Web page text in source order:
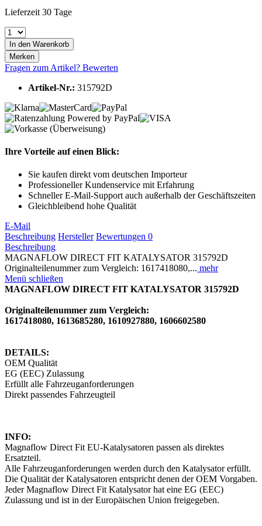
Lieferzeit 30 Tage
In den Warenkorb
Merken
Fragen zum Artikel? Bewerten
Artikel-Nr.: 315792D
Ihre Vorteile auf einen Blick:
Sie kaufen direkt vom deutschen Importeur
Professioneller Kundenservice mit Erfahrung
Schneller E-Mail-Support auch außerhalb der Geschäftszeiten
Gleichbleibend hohe Qualität
E-Mail
Beschreibung Hersteller Bewertungen 0
Beschreibung
MAGNAFLOW DIRECT FIT KATALYSATOR 315792D
Originalteilenummer zum Vergleich: 1617418080,... mehr
Menü schließen
MAGNAFLOW DIRECT FIT KATALYSATOR 315792D
Originalteilenummer zum Vergleich:
1617418080, 1613685280, 1610927880, 1606602580
DETAILS:
OEM Qualität
EG (EEC) Zulassung
Erfüllt alle Fahrzeuganforderungen
Direkt passendes Fahrzeugteil
INFO:
Magnaflow Direct Fit EU-Katalysatoren passen als direktes
Ersatzteil.
Alle Fahrzeuganforderungen werden durch den Katalysator erfüllt.
Die Qualität der Katalysatoren entspricht denen der OEM Vorgaben.
Jeder Magnaflow Direct Fit Katalysator hat eine EG (EEC)
Zulassung und ist in der Europäischen Union freigegeben.